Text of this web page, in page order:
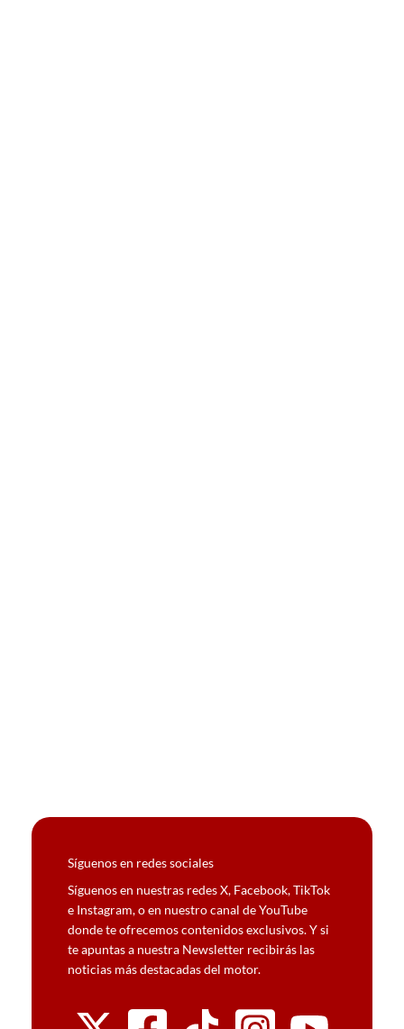
Síguenos en redes sociales
Síguenos en nuestras redes X, Facebook, TikTok
e Instagram, o en nuestro canal de YouTube
donde te ofrecemos contenidos exclusivos. Y si
te apuntas a nuestra Newsletter recibirás las
noticias más destacadas del motor.